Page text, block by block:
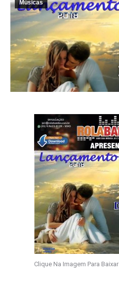
Músicas
Clique Na Imagem Para Baixar